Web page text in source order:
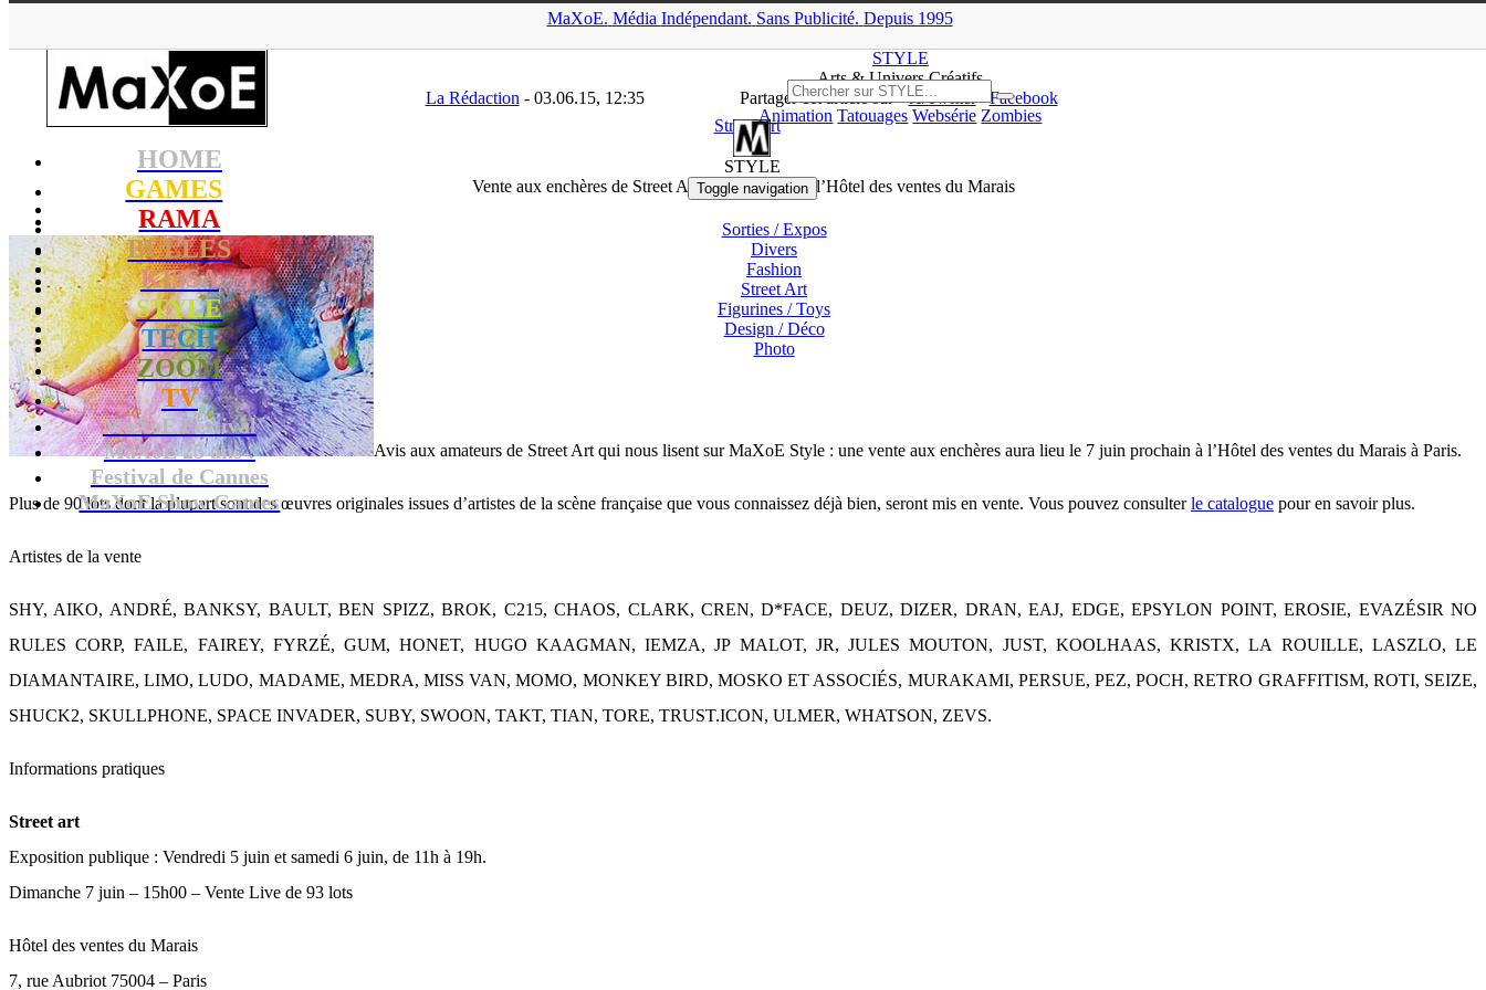
MaXoE. Média Indépendant. Sans Publicité. Depuis 1995
HOME
GAMES
RAMA
BULLES
KISSA
STYLE
TECH
ZOOM
TV
MaXoE Festival
MaXoE 25 ans !
Festival de Cannes
MaXoE Show Games
STYLE
Arts & Univers Créatifs
Animation Tatouages Websérie Zombies
STYLE
Toggle navigation
Sorties/ Expos
Divers
Fashion
Street Art
Figurines / Toys
Design / Déco
Photo
▲
La Rédaction - 03.06.15, 12:35 Partager cet article sur X/Twitter
Facebook
Street Art
Vente aux enchères de Street Art le 7 juin 2015 à l’Hôtel des ventes du Marais
Avis aux amateurs de Street Art qui nous lisent sur MaXoE Style : une vente aux enchères aura lieu le 7 juin prochain à l’Hôtel des ventes du Marais à Paris.
Plus de 90 lots dont la plupart sont des œuvres originales issues d’artistes de la scène française que vous connaissez déjà bien, seront mis en vente. Vous pouvez consulterle catalogue pour en savoir plus.
Artistes de la vente
SHY, AIKO, ANDRÉ, BANKSY, BAULT, BEN SPIZZ, BROK, C215, CHAOS, CLARK, CREN, D*FACE, DEUZ, DIZER, DRAN, EAJ, EDGE, EPSYLON POINT, EROSIE, EVAZÉSIR NO
RULES CORP, FAILE, FAIREY, FYRZÉ, GUM, HONET, HUGO KAAGMAN, IEMZA, JP MALOT, JR, JULES MOUTON, JUST, KOOLHAAS, KRISTX, LA ROUILLE, LASZLO, LE
DIAMANTAIRE, LIMO, LUDO, MADAME, MEDRA, MISS VAN, MOMO, MONKEY BIRD, MOSKO ET ASSOCIÉS, MURAKAMI, PERSUE, PEZ, POCH, RETRO GRAFFITISM, ROTI, SEIZE,
SHUCK2, SKULLPHONE, SPACE INVADER, SUBY, SWOON, TAKT, TIAN, TORE, TRUST.ICON, ULMER, WHATSON, ZEVS.
Informations pratiques
Street art
Exposition publique : Vendredi 5 juin et samedi 6 juin, de 11h à 19h.
Dimanche 7 juin – 15h00 – Vente Live de 93 lots
Hôtel des ventes du Marais
7, rue Aubriot 75004 – Paris